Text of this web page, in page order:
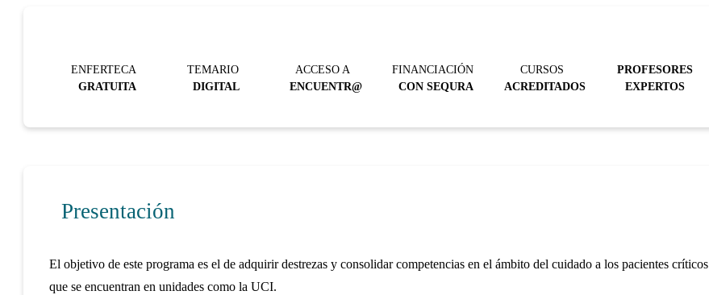
ENFERTECA
GRATUITA
TEMARIO
DIGITAL
ACCESO A
ENCUENTR@
FINANCIACIÓN
CON SEQURA
CURSOS
ACREDITADOS
PROFESORES
EXPERTOS
Presentación
El objetivo de este programa es el de adquirir destrezas y consolidar competencias en el ámbito del cuidado a los pacientes críticos
que se encuentran en unidades como la UCI.